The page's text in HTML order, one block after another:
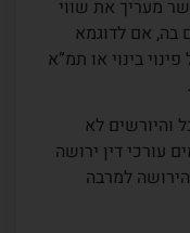
מעריך את שווי
בה, אם לדוגמא
בינוי או תמ”א
והיורשים לא
עורכי דין ירושה
למרבה